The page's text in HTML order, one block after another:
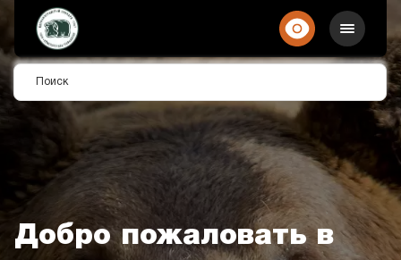
Добро пожаловать в